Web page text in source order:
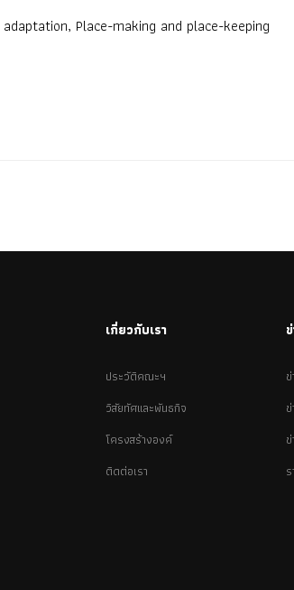
Place-making and place-keeping
เกี่ยวกับเรา
ประวัติคณะฯ
วิสัยทัศและพันธกิจ
โครงสร้างองค์
ติดต่อเรา